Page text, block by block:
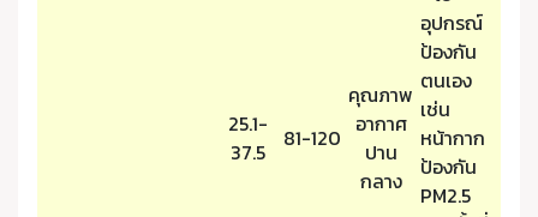
25.1-
37.5
81-120
คุณภาพ
อากาศ
ปาน
กลาง
อุปกรณ์
ป้องกัน
ตนเอง
เช่น
หน้ากาก
ป้องกัน
PM2.5